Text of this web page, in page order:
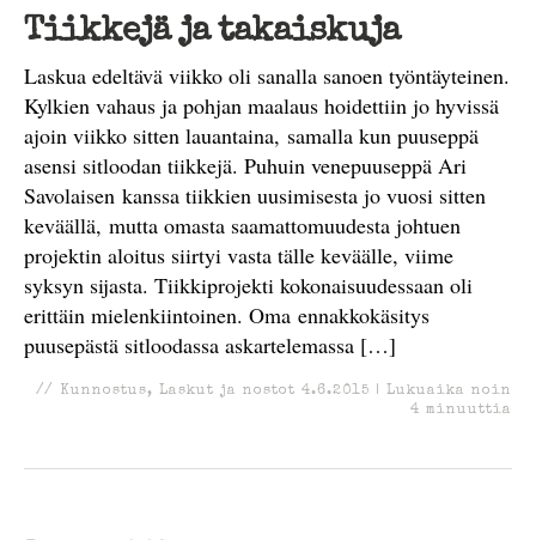
Tiikkejä ja takaiskuja
Laskua edeltävä viikko oli sanalla sanoen työntäyteinen.
Kylkien vahaus ja pohjan maalaus hoidettiin jo hyvissä
ajoin viikko sitten lauantaina, samalla kun puuseppä
asensi sitloodan tiikkejä. Puhuin venepuuseppä Ari
Savolaisen kanssa tiikkien uusimisesta jo vuosi sitten
keväällä, mutta omasta saamattomuudesta johtuen
projektin aloitus siirtyi vasta tälle keväälle, viime
syksyn sijasta. Tiikkiprojekti kokonaisuudessaan oli
erittäin mielenkiintoinen. Oma ennakkokäsitys
puusepästä sitloodassa askartelemassa […]
// Kunnostus, Laskut ja nostot 4.6.2015 | Lukuaika noin
4 minuuttia